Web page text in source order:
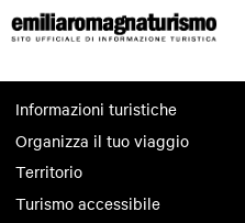
Informazioni turistiche
Organizza il tuo viaggio
Territorio
Turismo accessibile